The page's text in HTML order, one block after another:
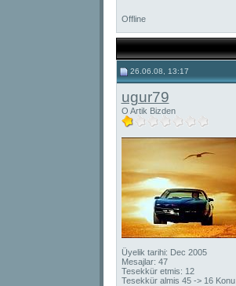
Offline
26.06.08, 13:17
ugur79
O Artik Bizden
Üyelik tarihi: Dec 2005
Mesajlar: 47
Tesekkür etmis: 12
Tesekkür almis 45 -> 16 Konu